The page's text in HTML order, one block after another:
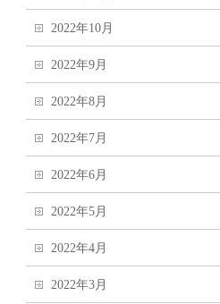
2022年10月
2022年9月
2022年8月
2022年7月
2022年6月
2022年5月
2022年4月
2022年3月